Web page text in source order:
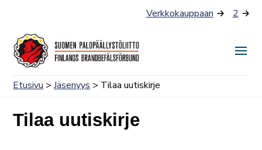
Verkkokauppaan 2
Etusivu >Jäsenyys > Tilaa uutiskirje
Tilaa uutiskirje